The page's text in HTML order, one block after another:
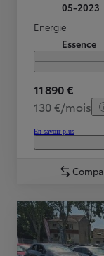
05-2023
Energie
Essence
11 890 €
130 €/mois
En savoir plus